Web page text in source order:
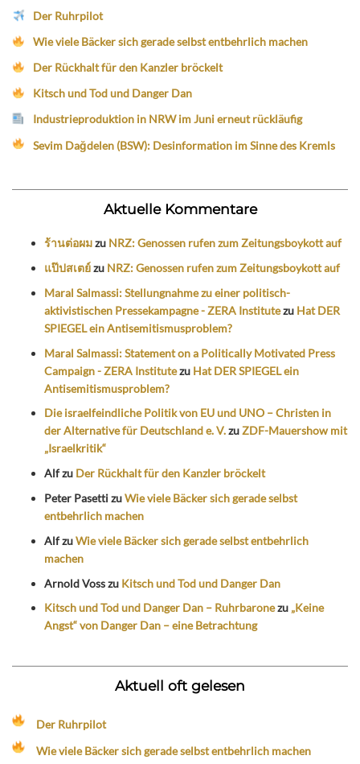
Der Ruhrpilot
Wie viele Bäcker sich gerade selbst entbehrlich machen
Der Rückhalt für den Kanzler bröckelt
Kitsch und Tod und Danger Dan
Industrieproduktion in NRW im Juni erneut rückläufig
Sevim Dağdelen (BSW): Desinformation im Sinne des Kremls
Aktuelle Kommentare
ร้านต่อผมzu NRZ: Genossen rufen zum Zeitungsboykott auf
แป๊ปสเตย์zu NRZ: Genossen rufen zum Zeitungsboykott auf
Maral Salmassi: Stellungnahme zu einer politisch-
aktivistischen Pressekampagne - ZERA Institutezu Hat DER
SPIEGEL ein Antisemitismusproblem?
Maral Salmassi: Statement on a Politically Motivated Press
Campaign - ZERA Institutezu Hat DER SPIEGEL ein
Antisemitismusproblem?
Die israelfeindliche Politik von EU und UNO – Christen in
der Alternative für Deutschland e. V.zuZDF-Mauershow mit
„Israelkritik“
Alfzu Der Rückhalt für den Kanzler bröckelt
Peter PasettizuWie viele Bäcker sich gerade selbst
entbehrlich machen
AlfzuWie viele Bäcker sich gerade selbst entbehrlich
machen
Arnold Vosszu Kitsch und Tod und Danger Dan
Kitsch und Tod und Danger Dan – Ruhrbaronezu „Keine
Angst“ von Danger Dan – eine Betrachtung
Aktuell oft gelesen
Der Ruhrpilot
Wie viele Bäcker sich gerade selbst entbehrlich machen